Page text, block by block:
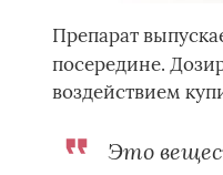
Препарат
посередине.
воздействием
Это